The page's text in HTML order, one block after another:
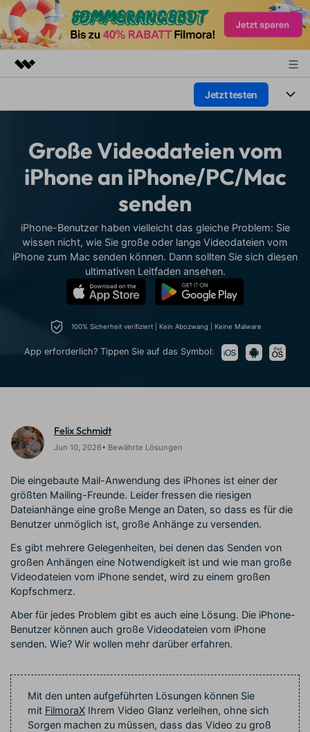
Dienstprogramme
Überblick
Lösungen
Shop
Jetzt testen
Plattformen
Funktionen
Audio
Text
Wer
Video-Lösungen
Ressourcen
Video-Prompts
Über 100 heiße Video-
Prompts – schnell ähnliche
Videos erstellen
Meisterkurs
Beherrschen Sie
fortgeschrittene
Videobearbeitungsfähigkeiten
Kickstart Bootcamp
Videobearbeitungs-
Fähigkeiten mit Filmora
DIY-Spezialeffekte
Creator
Monetarisierungs-
Programm
Ihren Einfluss mit Filmora
Freunde-werben-
Programm
An Freunde empfehlen,
Blog
Erste Schritte
Kunden-Support
Bewertungen
Kunden-Geschichten
Erfahren Sie, wie unsere
Kunden Erfolg haben
Schalten Sie Partnerschaften
KAUFEN Anmelden
Große Videodateien vom
iPhone an iPhone/PC/Mac
senden
iPhone-Benutzer haben vielleicht das gleiche Problem: Sie
wissen nicht, wie Sie große oder lange Videodateien vom
iPhone zum Mac senden können. Dann sollten Sie sich diesen
ultimativen Leitfaden ansehen.
100% Sicherheit verifiziert | Kein Abozwang | Keine Malware
App erforderlich? Tippen Sie auf das Symbol:
Felix Schmidt
Jun 10, 2026• Bewährte Lösungen
Die eingebaute Mail-Anwendung des iPhones ist einer der
größten Mailing-Freunde. Leider fressen die riesigen
Dateianhänge eine große Menge an Daten, so dass es für die
Benutzer unmöglich ist, große Anhänge zu versenden.
Es gibt mehrere Gelegenheiten, bei denen das Senden von
großen Anhängen eine Notwendigkeit ist und wie man große
Videodateien vom iPhone sendet, wird zu einem großen
Kopfschmerz.
Aber für jedes Problem gibt es auch eine Lösung. Die iPhone-
Benutzer können auch große Videodateien vom iPhone
senden. Wie? Wir wollen mehr darüber erfahren.
Mit den unten aufgeführten Lösungen können Sie
mit FilmoraX Ihrem Video Glanz verleihen, ohne sich
Sorgen machen zu müssen, dass das Video zu groß